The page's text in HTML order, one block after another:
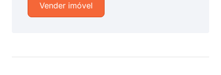
Vender imóvel